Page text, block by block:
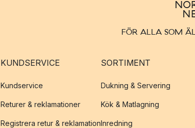
FÖR ALLA SOM
KUNDSERVICE
Kundservice
Returer & reklamationer
Registrera retur & reklamation
SORTIMENT
Dukning & Servering
Kök & Matlagning
Inredning